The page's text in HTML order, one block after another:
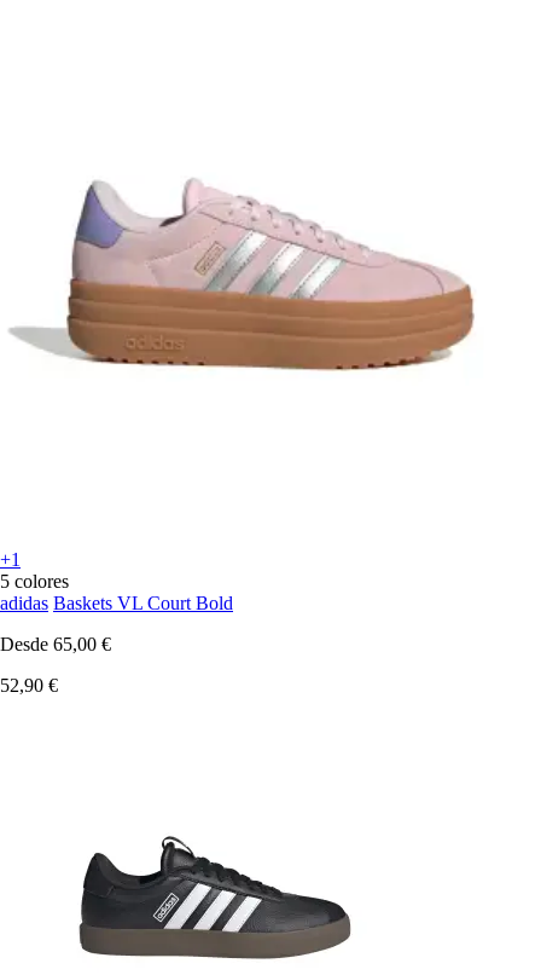
+1
5 colores
adidas Baskets VL Court Bold
Desde 65,00 €
52,90 €